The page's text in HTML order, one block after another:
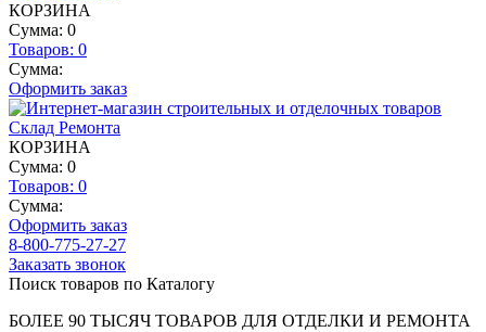
КОРЗИНА
Сумма: 0
Товаров: 0
Сумма:
Оформить заказ
КОРЗИНА
Сумма: 0
Товаров: 0
Сумма:
Оформить заказ
8-800-775-27-27
Заказать звонок
Поиск товаров по Каталогу
БОЛЕЕ 90 ТЫСЯЧ ТОВАРОВ ДЛЯ ОТДЕЛКИ И РЕМОНТА